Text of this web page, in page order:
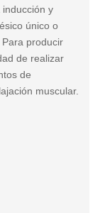
y
único o
producir
de realizar
de
muscular.